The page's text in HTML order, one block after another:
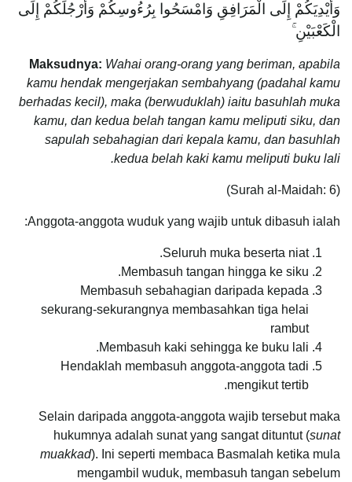
وَأَيْدِيَكُمْ إِلَى الْمَرَافِقِ وَامْسَحُوا بِرُءُوسِكُمْ وَأَرْجُلَكُمْ إِلَى
الْكَعْبَيْنِ ۚ
Maksudnya: Wahai orang-orang yang beriman, apabila
kamu hendak mengerjakan sembahyang (padahal kamu
berhadas kecil), maka (berwuduklah) iaitu basuhlah muka
kamu, dan kedua belah tangan kamu meliputi siku, dan
sapulah sebahagian dari kepala kamu, dan basuhlah
kedua belah kaki kamu meliputi buku lali.
(Surah al-Maidah: 6)
Anggota-anggota wuduk yang wajib untuk dibasuh ialah:
Seluruh muka beserta niat.
Membasuh tangan hingga ke siku.
Membasuh sebahagian daripada kepada
sekurang-sekurangnya membasahkan tiga helai
rambut
Membasuh kaki sehingga ke buku lali.
Hendaklah membasuh anggota-anggota tadi
mengikut tertib.
Selain daripada anggota-anggota wajib tersebut maka
hukumnya adalah sunat yang sangat dituntut (sunat
muakkad). Ini seperti membaca Basmalah ketika mula
mengambil wuduk, membasuh tangan sebelum